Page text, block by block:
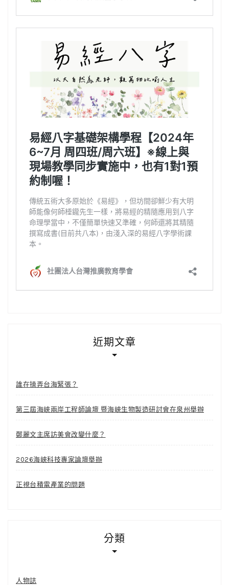
近期文章
誰在操弄台海緊張？
第三屆海峽兩岸工程師論壇 暨海峽生物製造研討會在泉州舉辦
鄭麗文主席訪美會改變什麼？
2026海峽科技專家論壇舉辦
正視台積電產業的問題
分類
人物誌